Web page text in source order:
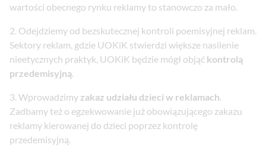
wartości obecnego rynku reklamy to stanowczo za mało.
Odejdziemy od bezskutecznej kontroli poemisyjnej reklam.
Sektory reklam, gdzie UOKiK stwierdzi większe nasilenie
nieetycznych praktyk, UOKiK będzie mógł objąć kontrolą
przedemisyjną
Wprowadzimy zakaz udziału dzieci w reklamach
Zadbamy też o egzekwowanie już obowiązującego zakazu
reklamy kierowanej do dzieci poprzez kontrolę
przedemisyjną.